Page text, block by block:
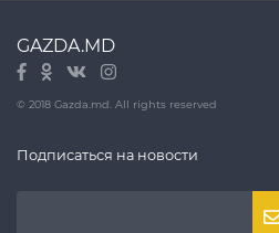
GAZDA.MD
© 2018 Gazda.md. All rights reserved
Подписаться на новости